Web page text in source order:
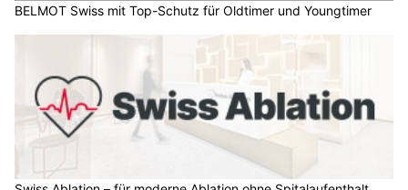
BELMOT Swiss mit Top-Schutz für Oldtimer und Youngtimer